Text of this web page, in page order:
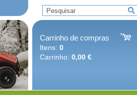
Carrinho de compras
Itens: 0
Carrinho: 0,00 €